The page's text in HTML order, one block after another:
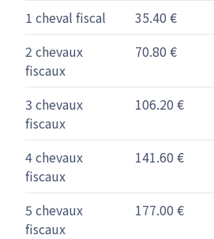
1 cheval fiscal
35.40 €
2 chevaux
fiscaux
70.80 €
3 chevaux
fiscaux
106.20 €
4 chevaux
fiscaux
141.60 €
5 chevaux
fiscaux
177.00 €